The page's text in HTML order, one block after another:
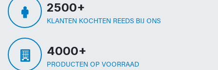
2500+
KLANTEN KOCHTEN REEDS BIJ ONS
4000+
PRODUCTEN OP VOORRAAD